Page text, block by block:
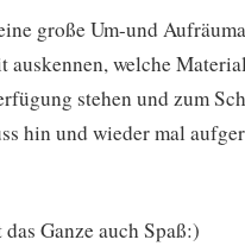
große Um-und
auskennen, welche
stehen und zum
hin und wieder mal
Ganze auch Spaß:)